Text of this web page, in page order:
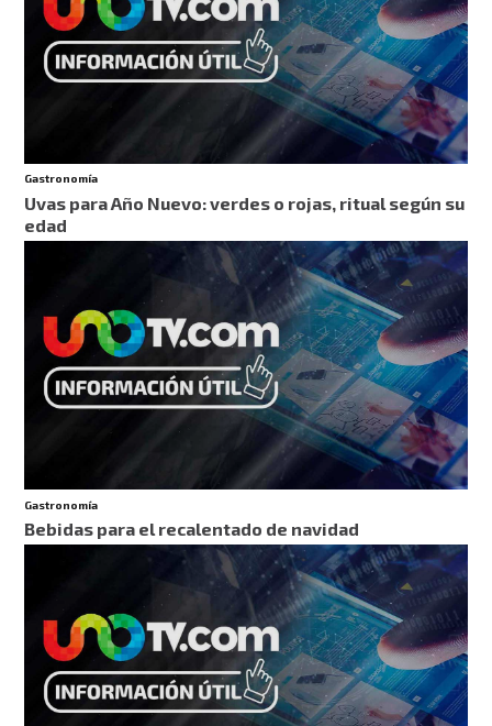
Gastronomía
Uvas para Año Nuevo: verdes o rojas, ritual según su
edad
Gastronomía
Bebidas para el recalentado de navidad